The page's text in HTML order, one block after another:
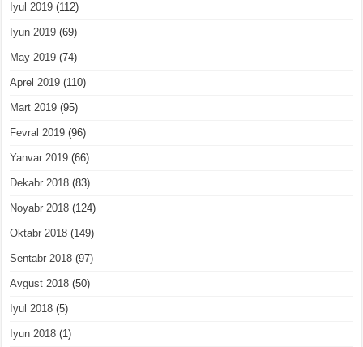
Iyul 2019 (112)
Iyun 2019 (69)
May 2019 (74)
Aprel 2019 (110)
Mart 2019 (95)
Fevral 2019 (96)
Yanvar 2019 (66)
Dekabr 2018 (83)
Noyabr 2018 (124)
Oktabr 2018 (149)
Sentabr 2018 (97)
Avgust 2018 (50)
Iyul 2018 (5)
Iyun 2018 (1)